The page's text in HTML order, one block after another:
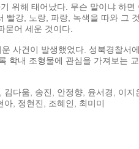
위해 태어났다. 무슨 말이냐 하
빨강, 노랑, 파랑, 녹색을 따와 그
묻어 세운 것이다.
사건이 발생했었다. 성북경찰서
학내 조형물에 관심을 가져보는
다움, 송진, 안정향, 윤서경, 이
, 정현진, 조혜인, 최미미